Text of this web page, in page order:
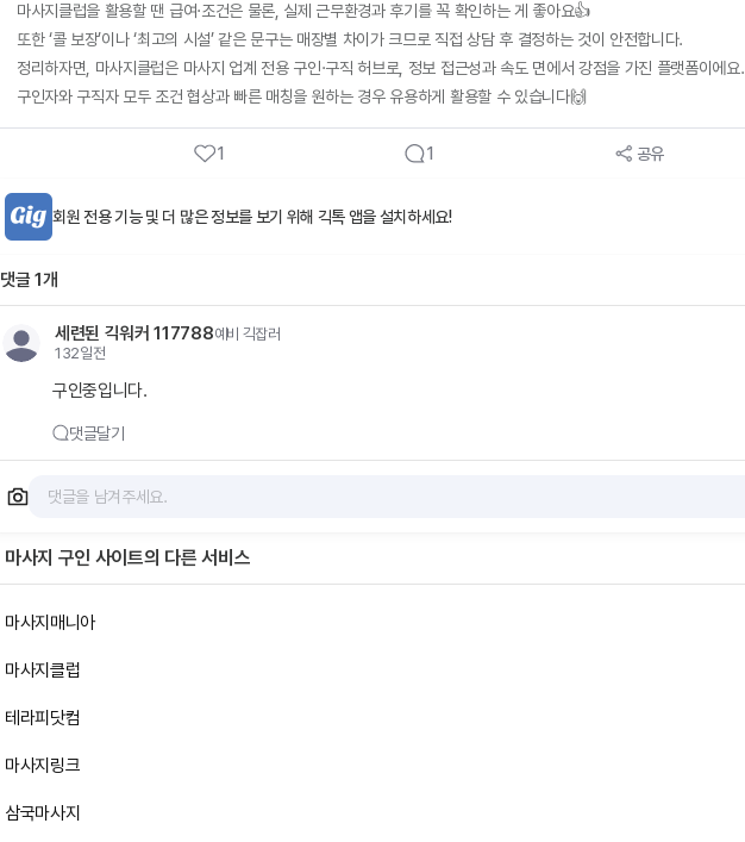
마사지클럽을 활용할 땐 급여·조건은 물론, 실제 근무환경과 후기를 꼭 확인하는 게 좋아요👍
또한 ‘콜 보장’이나 ‘최고의 시설’ 같은 문구는 매장별 차이가 크므로 직접 상담 후 결정하는 것이 안전합니다.
정리하자면, 마사지클럽은 마사지 업계 전용 구인·구직 허브로, 정보 접근성과 속도 면에서 강점을 가진 플랫폼이에요.
구인자와 구직자 모두 조건 협상과 빠른 매칭을 원하는 경우 유용하게 활용할 수 있습니다🙌
1 1 공유
회원 전용 기능 및 더 많은 정보를 보기 위해 긱톡 앱을 설치하세요!
댓글1개
세련된 긱워커 117788예비 긱잡러
132일전
구인중입니다.
댓글달기
마사지 구인 사이트의 다른 서비스
마사지매니아
마사지클럽
테라피닷컴
마사지링크
삼국마사지